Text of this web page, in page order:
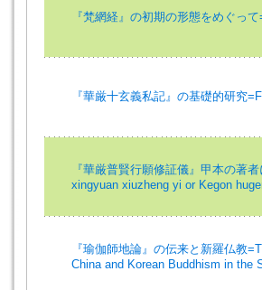
『梵網経』の初期の形態をめぐっ
『華厳十玄義私記』の基礎的研究
『華厳普賢行願修証儀』甲本の著
xingyuan xiuzheng yi or Kegon
『瑜伽師地論』の伝来と新羅仏教
China and Korean Buddhism in the